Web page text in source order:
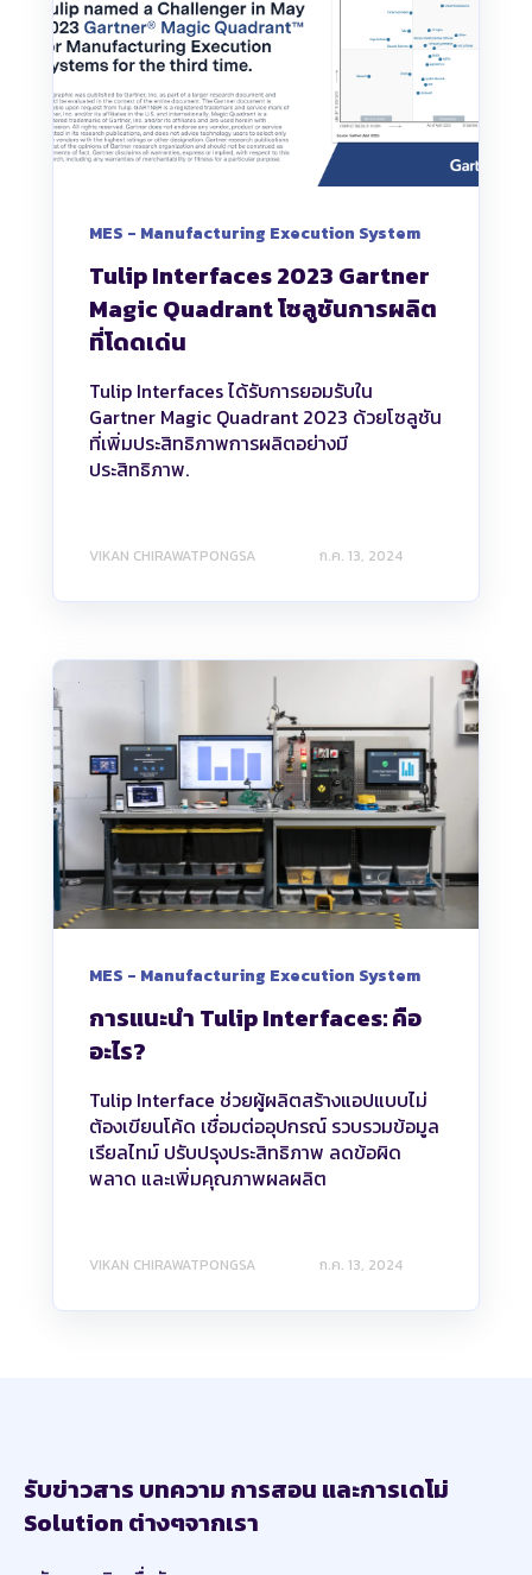
MES - Manufacturing Execution System
Tulip Interfaces 2023 Gartner
Magic Quadrant โซลูชันการผลิต
ที่โดดเด่น
Tulip Interfaces ได้รับการยอมรับใน
Gartner Magic Quadrant 2023 ด้วยโซลูชัน
ที่เพิ่มประสิทธิภาพการผลิตอย่างมี
ประสิทธิภาพ.
VIKAN CHIRAWATPONGSA ก.ค. 13, 2024
MES - Manufacturing Execution System
การแนะนำ Tulip Interfaces: คือ
อะไร?
Tulip Interface ช่วยผู้ผลิตสร้างแอปแบบไม่
ต้องเขียนโค้ด เชื่อมต่ออุปกรณ์ รวบรวมข้อมูล
เรียลไทม์ ปรับปรุงประสิทธิภาพ ลดข้อผิด
พลาด และเพิ่มคุณภาพผลผลิต
VIKAN CHIRAWATPONGSA ก.ค. 13, 2024
รับข่าวสาร บทความ การสอน และการเดโม่
Solution ต่างๆจากเรา